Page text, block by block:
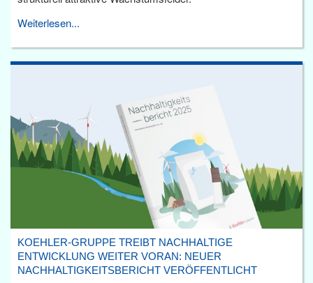
Weiterlesen...
KOEHLER-GRUPPE TREIBT NACHHALTIGE
ENTWICKLUNG WEITER VORAN: NEUER
NACHHALTIGKEITSBERICHT VERÖFFENTLICHT